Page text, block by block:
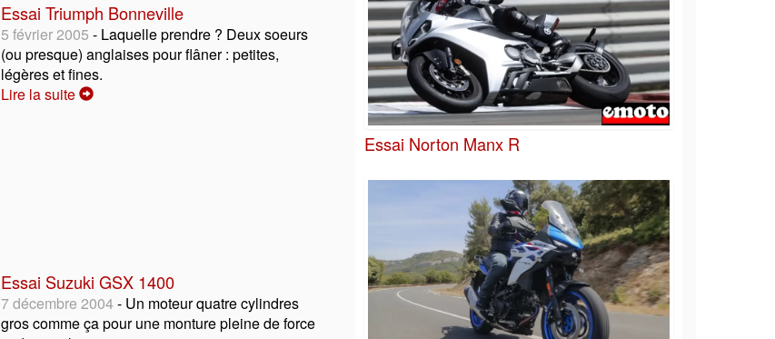
Essai Triumph Bonneville
5 février 2005 - Laquelle prendre ? Deux soeurs
(ou presque) anglaises pour flâner : petites,
légères et fines.
Lire la suite
Essai Suzuki GSX 1400
7 décembre 2004- Un moteur quatre cylindres
gros comme ça pour une monture pleine de force
Essai Norton Manx R